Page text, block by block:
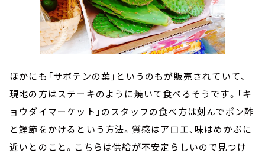
ほかにも「サボテンの葉」というのもが販売されていて、
現地の方はステーキのように焼いて食べるそうです。「キ
ョウダイマーケット」のスタッフの食べ方は刻んでポン酢
と鰹節をかけるという方法。質感はアロエ、味はめかぶに
近いとのこと。こちらは供給が不安定らしいので見つけ